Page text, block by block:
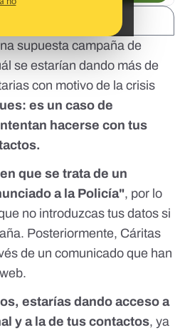
supuesta campaña de
se estarían dando más de
con motivo de la crisis
es un caso de
hacerse con tus
que se trata de un
a la Policía", por lo
no introduzcas tus datos si
Posteriormente, Cáritas
de un comunicado que han
estarías dando acceso a
y a la de tus contactos, ya